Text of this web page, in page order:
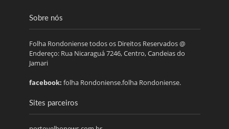
Sobre nós
Folha Rondoniense todos os Direitos Reservados @
Endereço: Rua Nicaraguá 7246, Centro, Candeias do
Jamari
facebook: folha Rondoniense.folha Rondoniense.
Sites parceiros